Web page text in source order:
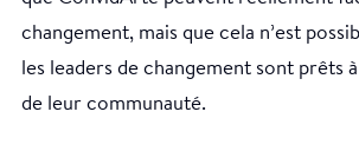
changement, mais que cela n’est
les leaders de changement sont prêts
de leur communauté.